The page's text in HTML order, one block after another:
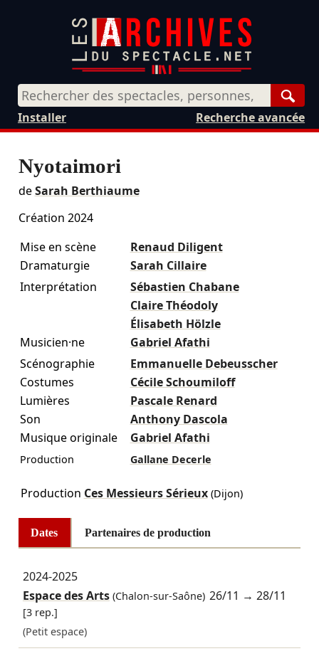
Recherche avancée
Installer
Nyotaimori
deSarah Berthiaume
Création 2024
Mise en scène
Renaud Diligent
Dramaturgie
Sarah Cillaire
Interprétation
Sébastien Chabane
Claire Théodoly
Élisabeth Hölzle
Musicien·ne
Gabriel Afathi
Scénographie
Emmanuelle Debeusscher
Costumes
Cécile Schoumiloff
Lumières
Pascale Renard
Son
Anthony Dascola
Musique originale
Gabriel Afathi
Production Gallane Decerle
Production Ces Messieurs Sérieux(Dijon)
Dates Partenaires de production
2024-2025
Espace des Arts(Chalon-sur-Saône) 26/11 →28/11
[3 rep.]
(Petit espace)